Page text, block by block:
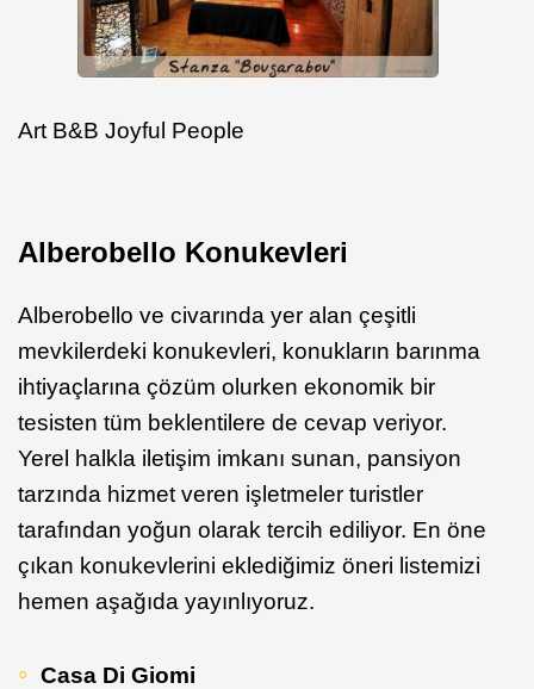
Art B&B Joyful People
Alberobello Konukevleri
Alberobello ve civarında yer alan çeşitli
mevkilerdeki konukevleri, konukların barınma
ihtiyaçlarına çözüm olurken ekonomik bir
tesisten tüm beklentilere de cevap veriyor.
Yerel halkla iletişim imkanı sunan, pansiyon
tarzında hizmet veren işletmeler turistler
tarafından yoğun olarak tercih ediliyor. En öne
çıkan konukevlerini eklediğimiz öneri listemizi
hemen aşağıda yayınlıyoruz.
Casa Di Giomi